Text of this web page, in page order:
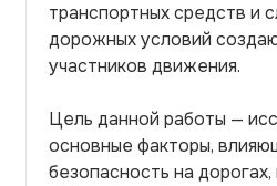
транспортных средств и
дорожных условий
участников движения.
Цель данной работы —
основные факторы,
безопасность на